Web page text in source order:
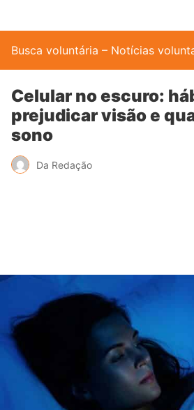
Busca voluntária – Notícias
Celular no escuro:
prejudicar visão e
sono
Da Redação